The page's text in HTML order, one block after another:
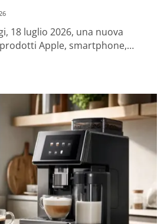
18 luglio 2026, una nuova
Apple, smartphone,…